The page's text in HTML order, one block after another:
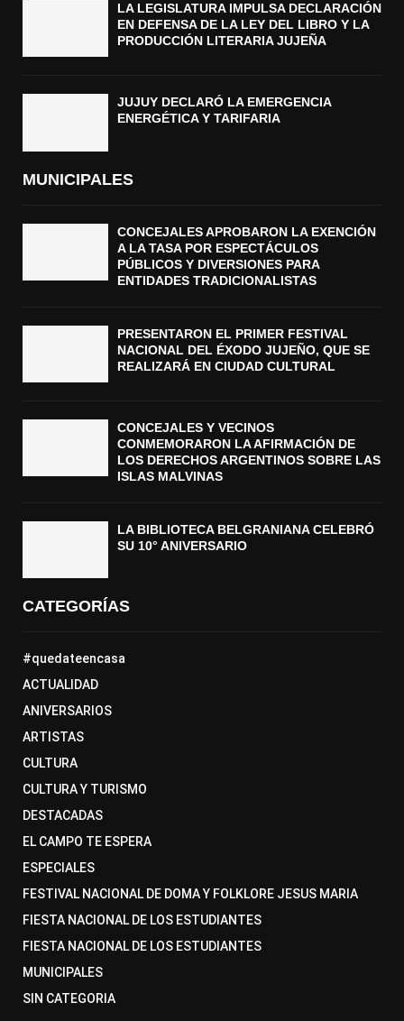
LA LEGISLATURA IMPULSA DECLARACIÓN
EN DEFENSA DE LA LEY DEL LIBRO Y LA
PRODUCCIÓN LITERARIA JUJEÑA
JUJUY DECLARÓ LA EMERGENCIA
ENERGÉTICA Y TARIFARIA
MUNICIPALES
CONCEJALES APROBARON LA EXENCIÓN
A LA TASA POR ESPECTÁCULOS
PÚBLICOS Y DIVERSIONES PARA
ENTIDADES TRADICIONALISTAS
PRESENTARON EL PRIMER FESTIVAL
NACIONAL DEL ÉXODO JUJEÑO, QUE SE
REALIZARÁ EN CIUDAD CULTURAL
CONCEJALES Y VECINOS
CONMEMORARON LA AFIRMACIÓN DE
LOS DERECHOS ARGENTINOS SOBRE LAS
ISLAS MALVINAS
LA BIBLIOTECA BELGRANIANA CELEBRÓ
SU 10° ANIVERSARIO
CATEGORÍAS
#quedateencasa
ACTUALIDAD
ANIVERSARIOS
ARTISTAS
CULTURA
CULTURA Y TURISMO
DESTACADAS
EL CAMPO TE ESPERA
ESPECIALES
FESTIVAL NACIONAL DE DOMA Y FOLKLORE JESUS MARIA
FIESTA NACIONAL DE LOS ESTUDIANTES
FIESTA NACIONAL DE LOS ESTUDIANTES
MUNICIPALES
SIN CATEGORIA